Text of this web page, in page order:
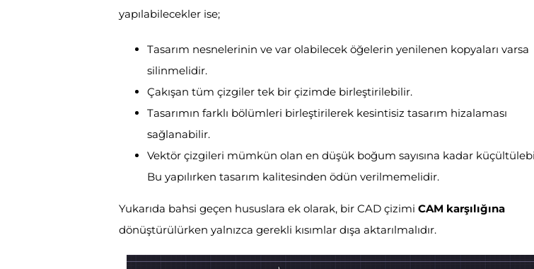
yapılabilecekler ise;
Tasarım nesnelerinin ve var olabilecek öğelerin yenilenen kopyaları varsa
silinmelidir.
Çakışan tüm çizgiler tek bir çizimde birleştirilebilir.
Tasarımın farklı bölümleri birleştirilerek kesintisiz tasarım hizalaması
sağlanabilir.
Vektör çizgileri mümkün olan en düşük boğum sayısına kadar
Bu yapılırken tasarım kalitesinden ödün verilmemelidir.
Yukarıda bahsi geçen hususlara ek olarak, bir CAD çizimi CAM karşılığına
dönüştürülürken yalnızca gerekli kısımlar dışa aktarılmalıdır.